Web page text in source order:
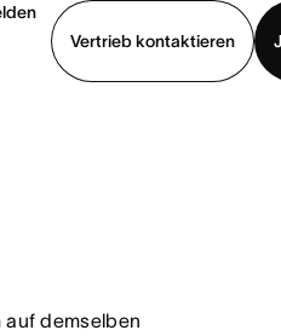
Vertrieb kontaktieren
demselben